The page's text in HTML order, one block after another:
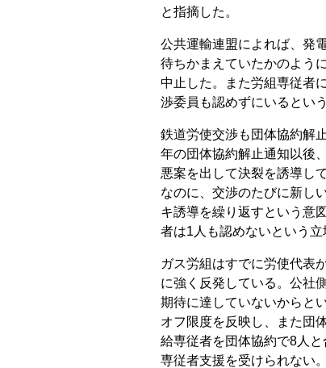
と指摘した。
公共運輸連盟によれば、発
待ちかまえていたかのよう
中止した。また労組専従者
渉委員も認めずにいるという
鉄道労使交渉も団体協約解
年の団体協約解止通知以後
悪案を出して決裂を誘導し
なのに、交渉のたびに新し
キ誘導を繰り返すという意
者は1人も認めないという立
ガス労組はすでに労使代表
に強く反発している。公社
期待に達していないからと
オフ限度を反映し、また団
給専従者を団体協約で8人
専従者支援を受けられない。